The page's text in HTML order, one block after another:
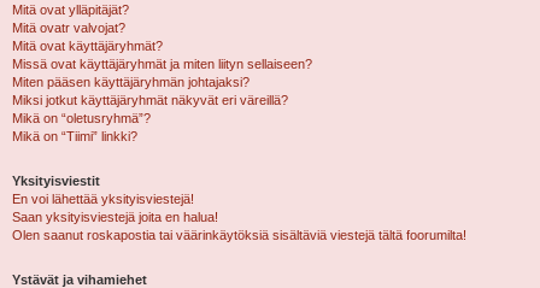
Mitä ovat ylläpitäjät?
Mitä ovatr valvojat?
Mitä ovat käyttäjäryhmät?
Missä ovat käyttäjäryhmät ja miten liityn sellaiseen?
Miten pääsen käyttäjäryhmän johtajaksi?
Miksi jotkut käyttäjäryhmät näkyvät eri väreillä?
Mikä on “oletusryhmä”?
Mikä on “Tiimi” linkki?
Yksityisviestit
En voi lähettää yksityisviestejä!
Saan yksityisviestejä joita en halua!
Olen saanut roskapostia tai väärinkäytöksiä sisältäviä viestejä tältä foorumilta!
Ystävät ja vihamiehet